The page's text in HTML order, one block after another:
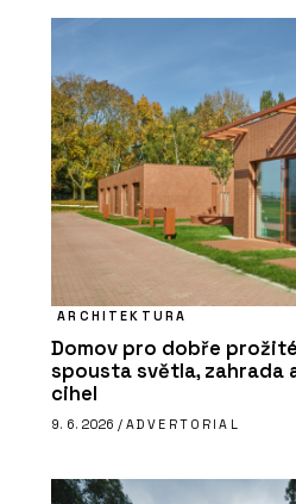
ARCHITEKTURA
Domov pro dobře
spousta světla, zahrada
cihel
9. 6. 2026 / ADVERTORIAL